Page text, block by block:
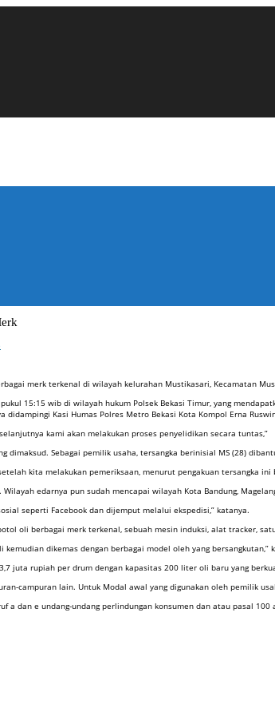
merk terkenal di wilayah kelurahan Mustikasari, Kecamatan
15:15 wib di wilayah hukum Polsek Bekasi Timur, yang
didampingi Kasi Humas Polres Metro Bekasi Kota Kompol Erna
kami akan melakukan proses penyelidikan secara tuntas,”
Sebagai pemilik usaha, tersangka berinisial MS (28)
kita melakukan pemeriksaan, menurut pengakuan tersangka
edarnya pun sudah mencapai wilayah Kota Bandung,
seperti Facebook dan dijemput melalui ekspedisi,” katanya.
oli berbagai merk terkenal, sebuah mesin induksi, alat tracker,
dikemas dengan berbagai model oleh yang bersangkutan,”
juta rupiah per drum dengan kapasitas 200 liter oli baru yang
campuran lain. Untuk Modal awal yang digunakan oleh pemilik
a dan e undang-undang perlindungan konsumen dan atau pasal